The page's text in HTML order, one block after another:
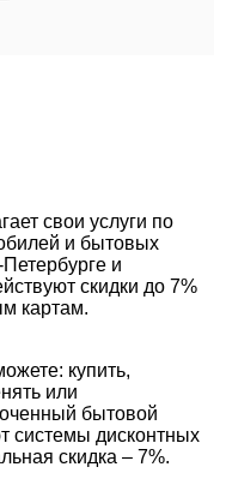
свои услуги по
и бытовых
и
скидки до 7%
картам.
купить,
или
бытовой
системы дисконтных
скидка – 7%.